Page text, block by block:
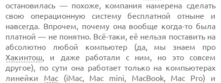
остановилась — похоже, компания намерена сделать
свою операционную систему бесплатной отныне и
навсегда. Впрочем, почему она вообще когда-то была
платной — не понятно. Всё-таки, её нельзя поставить на
абсолютно любой компьютер (да, мы знаем про
Хакинтош, и даже работали с ним, но это совсем
другое), по сути она работает только на компьютерах
линейки Mac(iMac, Mac mini, MacBook, Mac Pro) и